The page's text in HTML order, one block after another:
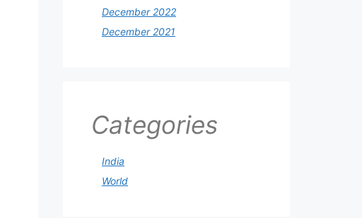
December 2022
December 2021
Categories
India
World